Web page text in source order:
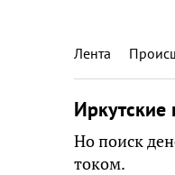
Лента
Иркутские
Но поиск
током.